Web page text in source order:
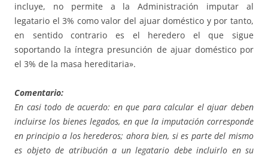
incluye, no permite a la Administración imputar al
legatario el 3% como valor del ajuar doméstico y por tanto,
en sentido contrario es el heredero el que sigue
soportando la íntegra presunción de ajuar doméstico por
el 3% de la masa hereditaria».
Comentario:
En casi todo de acuerdo: en que para calcular el ajuar deben
incluirse los bienes legados, en que la imputación corresponde
en principio a los herederos; ahora bien, si es parte del mismo
es objeto de atribución a un legatario debe incluirlo en su